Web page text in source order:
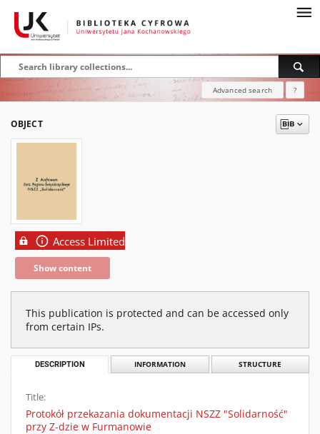
Advanced search ?
OBJECT
Access Limited
Show content
This publication is protected and can be accessed only
from certain IPs.
DESCRIPTION INFORMATION STRUCTURE
Title:
Protokół przekazania dokumentacji NSZZ "Solidarność"
przy Z-dzie w Furmanowie